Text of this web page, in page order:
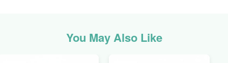
You May Also Like